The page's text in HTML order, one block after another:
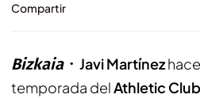
Compartir
Bizkaia Javi Martínez
temporada delAthletic Club